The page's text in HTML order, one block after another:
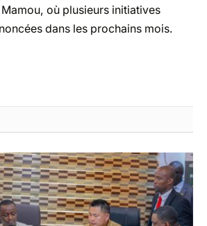
où plusieurs initiatives
dans les prochains mois.